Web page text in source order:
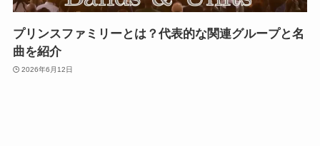
プリンスファミリーとは？代表的な関連グループと名
曲を紹介
2026年6月12日